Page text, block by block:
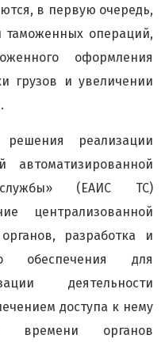
в первую очередь,
операций,
оформления
грузов и увеличении
реализации
автоматизированной
(ЕАИС ТС)
централизованной
разработка и
обеспечения для
деятельности
доступа к нему
времени органов